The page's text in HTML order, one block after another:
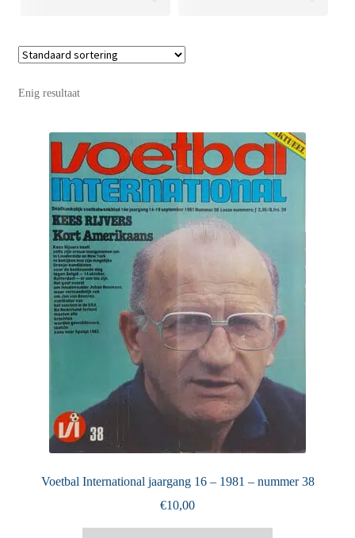
Enig resultaat
Voetbal International jaargang 16 – 1981 – nummer 38
€10,00